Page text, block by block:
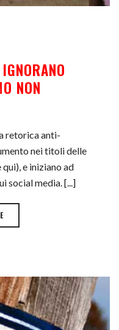
NON
retorica anti-
nei titoli delle
qui), e iniziano ad
social media. [...]